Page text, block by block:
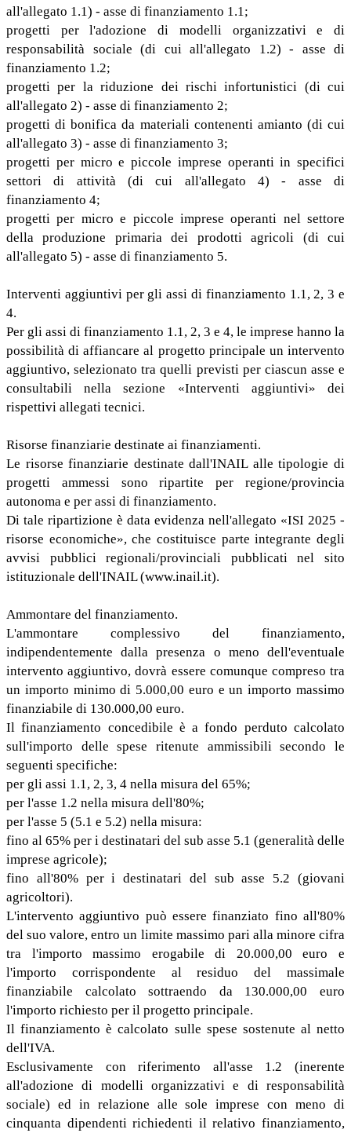
all'allegato 1.1) - asse di finanziamento 1.1;
progetti per l'adozione di modelli organizzativi e di
responsabilità sociale (di cui all'allegato 1.2) - asse di
finanziamento 1.2;
progetti per la riduzione dei rischi infortunistici (di cui
all'allegato 2) - asse di finanziamento 2;
progetti di bonifica da materiali contenenti amianto (di cui
all'allegato 3) - asse di finanziamento 3;
progetti per micro e piccole imprese operanti in specifici
settori di attività (di cui all'allegato 4) - asse di
finanziamento 4;
progetti per micro e piccole imprese operanti nel settore
della produzione primaria dei prodotti agricoli (di cui
all'allegato 5) - asse di finanziamento 5.
Interventi aggiuntivi per gli assi di finanziamento 1.1, 2, 3 e
4.
Per gli assi di finanziamento 1.1, 2, 3 e 4, le imprese hanno la
possibilità di affiancare al progetto principale un intervento
aggiuntivo, selezionato tra quelli previsti per ciascun asse e
consultabili nella sezione «Interventi aggiuntivi» dei
rispettivi allegati tecnici.
Risorse finanziarie destinate ai finanziamenti.
Le risorse finanziarie destinate dall'INAIL alle tipologie di
progetti ammessi sono ripartite per regione/provincia
autonoma e per assi di finanziamento.
Di tale ripartizione è data evidenza nell'allegato «ISI 2025 -
risorse economiche», che costituisce parte integrante degli
avvisi pubblici regionali/provinciali pubblicati nel sito
istituzionale dell'INAIL (www.inail.it).
Ammontare del finanziamento.
L'ammontare complessivo del finanziamento,
indipendentemente dalla presenza o meno dell'eventuale
intervento aggiuntivo, dovrà essere comunque compreso tra
un importo minimo di 5.000,00 euro e un importo massimo
finanziabile di 130.000,00 euro.
Il finanziamento concedibile è a fondo perduto calcolato
sull'importo delle spese ritenute ammissibili secondo le
seguenti specifiche:
per gli assi 1.1, 2, 3, 4 nella misura del 65%;
per l'asse 1.2 nella misura dell'80%;
per l'asse 5 (5.1 e 5.2) nella misura:
fino al 65% per i destinatari del sub asse 5.1 (generalità delle
imprese agricole);
fino all'80% per i destinatari del sub asse 5.2 (giovani
agricoltori).
L'intervento aggiuntivo può essere finanziato fino all'80%
del suo valore, entro un limite massimo pari alla minore cifra
tra l'importo massimo erogabile di 20.000,00 euro e
l'importo corrispondente al residuo del massimale
finanziabile calcolato sottraendo da 130.000,00 euro
l'importo richiesto per il progetto principale.
Il finanziamento è calcolato sulle spese sostenute al netto
dell'IVA.
Esclusivamente con riferimento all'asse 1.2 (inerente
all'adozione di modelli organizzativi e di responsabilità
sociale) ed in relazione alle sole imprese con meno di
cinquanta dipendenti richiedenti il relativo finanziamento,